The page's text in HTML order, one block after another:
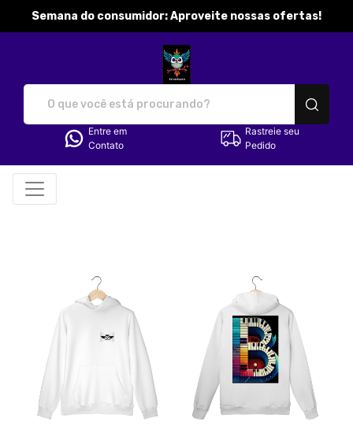
Semana do consumidor: Aproveite nossas ofertas!
Entre em
Contato
Rastreie seu
Pedido